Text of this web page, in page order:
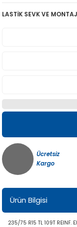
LASTİK SEVK VE
Ücretsiz
Kargo
Ürün Bilgisi
235/75 R15 TL 109T REINF.